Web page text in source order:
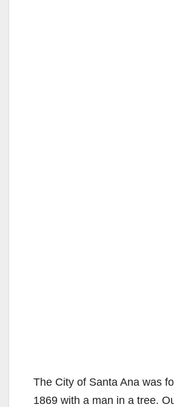
The City of Santa Ana was
1869 with a man in a tree.